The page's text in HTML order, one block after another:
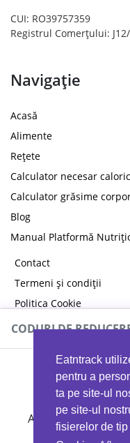
Eatntrack
pentru a
ta pe site-ul
pe site-ul
fisierelor de
CUI: RO39757359
Registrul Comerțului:
Navigație
Acasă
Alimente
Rețete
Calculator necesar caloric
Calculator grăsime
Blog
Manual Platformă
Contact
Termeni și condiții
Politica Cookie
Politica de
CODURI DE
Ai 40%reducere la